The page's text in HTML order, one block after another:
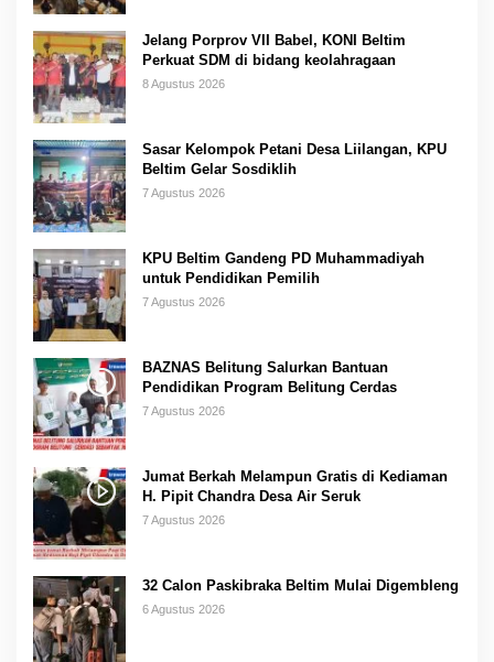
Jelang Porprov VII Babel, KONI Beltim
Perkuat SDM di bidang keolahragaan
8 Agustus 2026
Sasar Kelompok Petani Desa Liilangan, KPU
Beltim Gelar Sosdiklih
7 Agustus 2026
KPU Beltim Gandeng PD Muhammadiyah
untuk Pendidikan Pemilih
7 Agustus 2026
BAZNAS Belitung Salurkan Bantuan
Pendidikan Program Belitung Cerdas
7 Agustus 2026
Jumat Berkah Melampun Gratis di Kediaman
H. Pipit Chandra Desa Air Seruk
7 Agustus 2026
32 Calon Paskibraka Beltim Mulai Digembleng
6 Agustus 2026